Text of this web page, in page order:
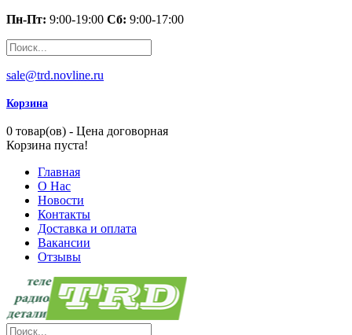
Пн-Пт: 9:00-19:00 Сб: 9:00-17:00
sale@trd.novline.ru
Корзина
0 товар(ов) - Цена договорная
Корзина пуста!
Главная
О Нас
Новости
Контакты
Доставка и оплата
Вакансии
Отзывы